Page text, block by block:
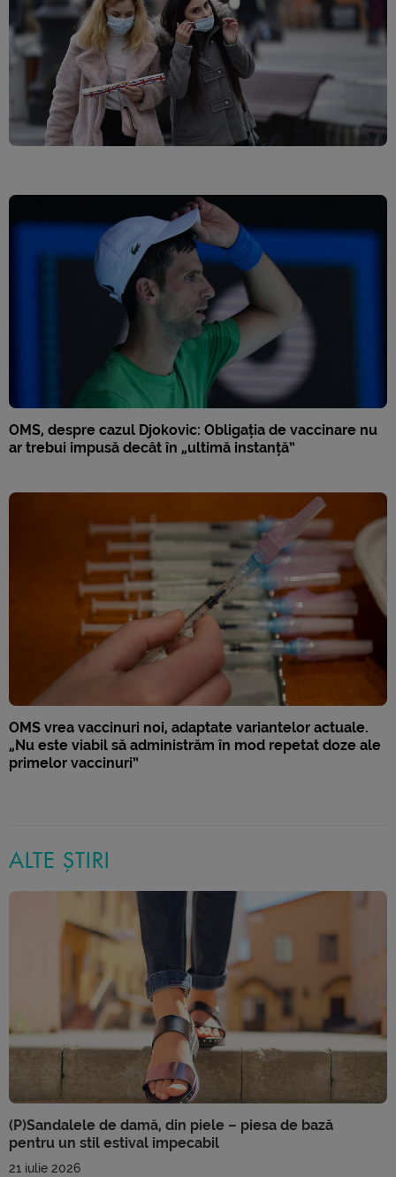
OMS, despre cazul Djokovic: Obligația de vaccinare nu
ar trebui impusă decât în „ultimă instanță”
OMS vrea vaccinuri noi, adaptate variantelor actuale.
„Nu este viabil să administrăm în mod repetat doze ale
primelor vaccinuri”
ALTE ȘTIRI
(P)Sandalele de damă, din piele – piesa de bază
pentru un stil estival impecabil
21 iulie 2026